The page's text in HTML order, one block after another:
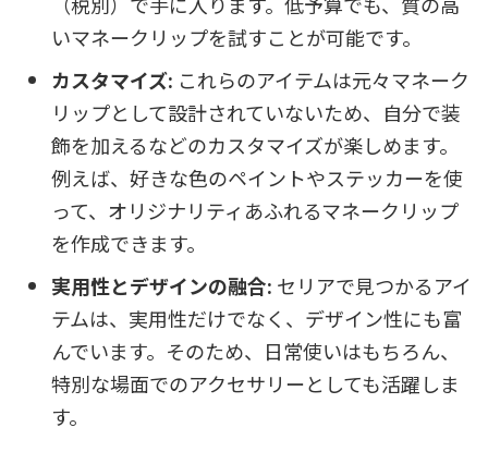
いマネークリップを試すことが可能です。
カスタマイズ: これらのアイテムは元々マネーク
リップとして設計されていないため、自分で装
飾を加えるなどのカスタマイズが楽しめます。
例えば、好きな色のペイントやステッカーを使
って、オリジナリティあふれるマネークリップ
を作成できます。
実用性とデザインの融合: セリアで見つかるアイ
テムは、実用性だけでなく、デザイン性にも富
んでいます。そのため、日常使いはもちろん、
特別な場面でのアクセサリーとしても活躍しま
す。